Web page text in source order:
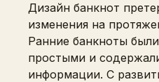
Дизайн банкнот
изменения на
Ранние банкноты
простыми и
информации. С